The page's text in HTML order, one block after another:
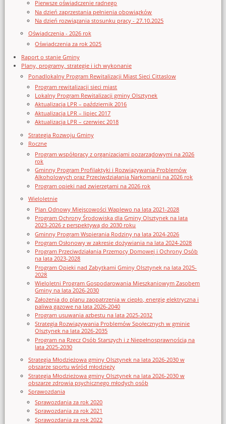
Pierwsze oświadczenie radnego
Na dzień zaprzestania pełnienia obowiązków
Na dzień rozwiązania stosunku pracy - 27.10.2025
Oświadczenia - 2026 rok
Oświadczenia za rok 2025
Raport o stanie Gminy
Plany, programy, strategie i ich wykonanie
Ponadlokalny Program Rewitalizacji Miast Sieci Cittaslow
Program rewitalizacji sieci miast
Lokalny Program Rewitalizacji gminy Olsztynek
Aktualizacja LPR – październik 2016
Aktualizacja LPR – lipiec 2017
Aktualizacja LPR – czerwiec 2018
Strategia Rozwoju Gminy
Roczne
Program współpracy z organizacjami pozarządowymi na 2026
rok
Gminny Program Profilaktyki i Rozwiązywania Problemów
Alkoholowych oraz Przeciwdziałania Narkomanii na 2026 rok
Program opieki nad zwierzętami na 2026 rok
Wieloletnie
Plan Odnowy Miejscowości Waplewo na lata 2021-2028
Program Ochrony Środowiska dla Gminy Olsztynek na lata
2023-2026 z perspektywą do 2030 roku
Gminny Program Wspierania Rodziny na lata 2024-2026
Program Osłonowy w zakresie dożywiania na lata 2024-2028
Program Przeciwdziałania Przemocy Domowej i Ochrony Osób
na lata 2023-2028
Program Opieki nad Zabytkami Gminy Olsztynek na lata 2025-
2028
Wieloletni Program Gospodarowania Mieszkaniowym Zasobem
Gminy na lata 2026-2030
Założenia do planu zaopatrzenia w ciepło, energię elektryczna i
paliwa gazowe na lata 2026-2040
Program usuwania azbestu na lata 2025-2032
Strategia Rozwiązywania Problemów Społecznych w gminie
Olsztynek na lata 2026-2035
Program na Rzecz Osób Starszych i z Niepełnosprawnością na
lata 2025-2030
Strategia Młodzieżowa gminy Olsztynek na lata 2026-2030 w
obszarze sportu wśród młodzieży
Strategia Młodzieżowa gminy Olsztynek na lata 2026-2030 w
obszarze zdrowia psychicznego młodych osób
Sprawozdania
Sprawozdania za rok 2020
Sprawozdania za rok 2021
Sprawozdania za rok 2022